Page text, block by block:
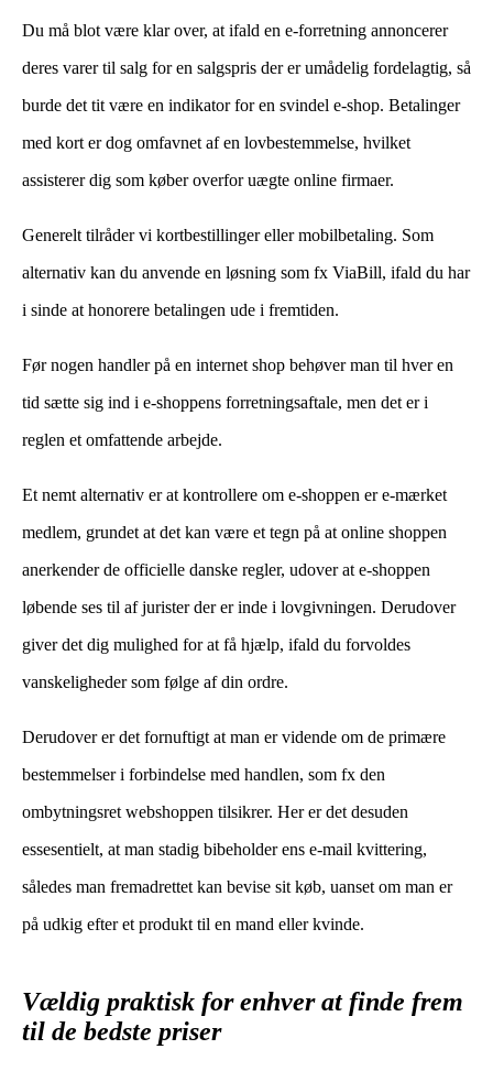
Du må blot være klar over, at ifald en e-forretning annoncerer
deres varer til salg for en salgspris der er umådelig fordelagtig, så
burde det tit være en indikator for en svindel e-shop. Betalinger
med kort er dog omfavnet af en lovbestemmelse, hvilket
assisterer dig som køber overfor uægte online firmaer.
Generelt tilråder vi kortbestillinger eller mobilbetaling. Som
alternativ kan du anvende en løsning som fx ViaBill, ifald du har
i sinde at honorere betalingen ude i fremtiden.
Før nogen handler på en internet shop behøver man til hver en
tid sætte sig ind i e-shoppens forretningsaftale, men det er i
reglen et omfattende arbejde.
Et nemt alternativ er at kontrollere om e-shoppen er e-mærket
medlem, grundet at det kan være et tegn på at online shoppen
anerkender de officielle danske regler, udover at e-shoppen
løbende ses til af jurister der er inde i lovgivningen. Derudover
giver det dig mulighed for at få hjælp, ifald du forvoldes
vanskeligheder som følge af din ordre.
Derudover er det fornuftigt at man er vidende om de primære
bestemmelser i forbindelse med handlen, som fx den
ombytningsret webshoppen tilsikrer. Her er det desuden
essesentielt, at man stadig bibeholder ens e-mail kvittering,
således man fremadrettet kan bevise sit køb, uanset om man er
på udkig efter et produkt til en mand eller kvinde.
Vældig praktisk for enhver at finde frem
til de bedste priser